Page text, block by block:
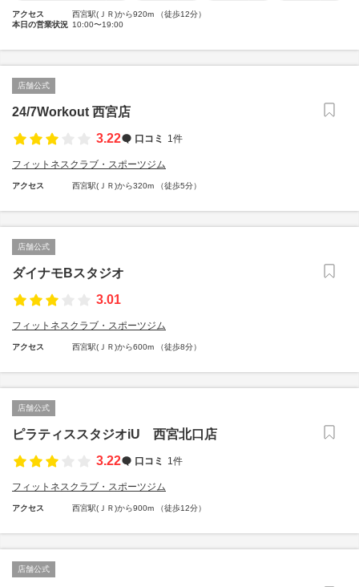
アクセス
西宮駅(ＪＲ)から920m （徒歩12分）
本日の営業状況 10:00〜19:00
店舗公式
24/7Workout 西宮店
3.22
口コミ 1件
フィットネスクラブ・スポーツジム
アクセス 西宮駅(ＪＲ)から320m （徒歩5分）
店舗公式
ダイナモBスタジオ
3.01
フィットネスクラブ・スポーツジム
アクセス 西宮駅(ＪＲ)から600m （徒歩8分）
店舗公式
ピラティススタジオiU 西宮北口店
3.22
口コミ 1件
フィットネスクラブ・スポーツジム
アクセス 西宮駅(ＪＲ)から900m （徒歩12分）
店舗公式